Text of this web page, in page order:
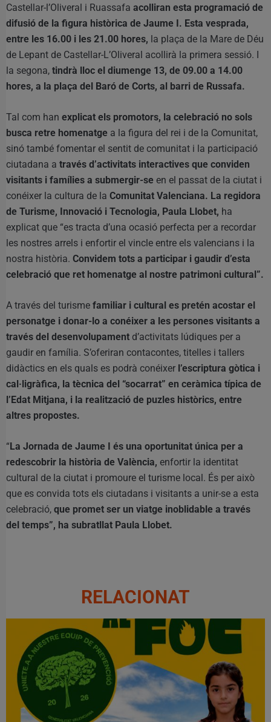
Castellar-l’Oliveral i Ruassafa acolliran esta programació de
difusió de la figura històrica de Jaume I. Esta vesprada,
entre les 16.00 i les 21.00 hores, la plaça de la Mare de Déu
de Lepant de Castellar-L’Oliveral acollirà la primera sessió. I
la segona, tindrà lloc el diumenge 13, de 09.00 a 14.00
hores, a la plaça del Baró de Corts, al barri de Russafa.
Tal com han explicat els promotors, la celebració no sols
busca retre homenatge a la figura del rei i de la Comunitat,
sinó també fomentar el sentit de comunitat i la participació
ciutadana a través d’activitats interactives que conviden
visitants i famílies a submergir-se en el passat de la ciutat i
conéixer la cultura de la Comunitat Valenciana. La regidora
de Turisme, Innovació i Tecnologia, Paula Llobet, ha
explicat que “es tracta d’una ocasió perfecta per a recordar
les nostres arrels i enfortir el vincle entre els valencians i la
nostra història. Convidem tots a participar i gaudir d’esta
celebració que ret homenatge al nostre patrimoni cultural”.
A través del turisme familiar i cultural es pretén acostar el
personatge i donar-lo a conéixer a les persones visitants a
través del desenvolupament d’activitats lúdiques per a
gaudir en família. S’oferiran contacontes, titelles i tallers
didàctics en els quals es podrà conéixer l’escriptura gòtica i
cal·ligràfica, la tècnica del “socarrat” en ceràmica típica de
l’Edat Mitjana, i la realització de puzles històrics, entre
altres propostes.
“La Jornada de Jaume I és una oportunitat única per a
redescobrir la història de València, enfortir la identitat
cultural de la ciutat i promoure el turisme local. És per això
que es convida tots els ciutadans i visitants a unir-se a esta
celebració, que promet ser un viatge inoblidable a través
del temps”, ha subratllat Paula Llobet.
RELACIONAT